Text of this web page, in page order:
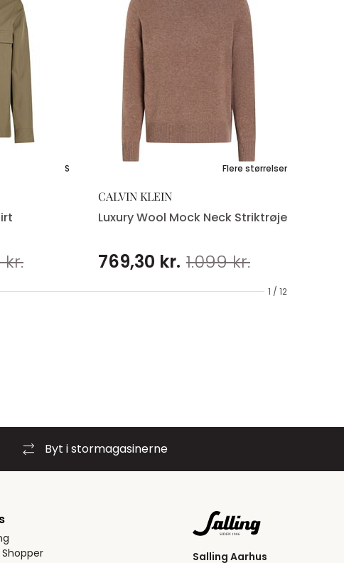
1 / 12
S Flere størrelser
CALVIN KLEIN
Luxury Wool Mock Neck Striktrøje
769,30 kr. 1.099 kr.
Byt i stormagasinerne
Salling Aarhus